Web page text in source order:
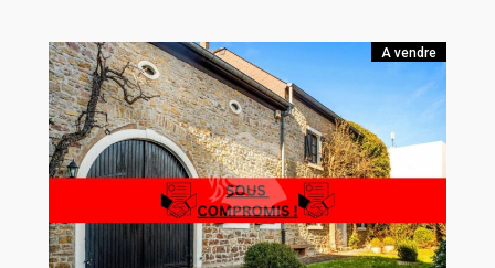
A vendre